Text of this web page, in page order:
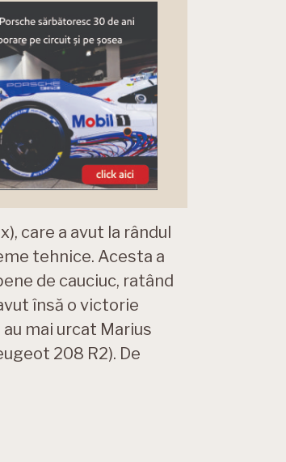
care a avut la rândul
tehnice. Acesta a
de cauciuc, ratând
însă o victorie
mai urcat Marius
208 R2). De